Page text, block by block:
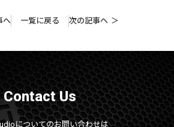
へ 一覧に戻る 次の記事へ
Contact Us
についてのお問い合わせは